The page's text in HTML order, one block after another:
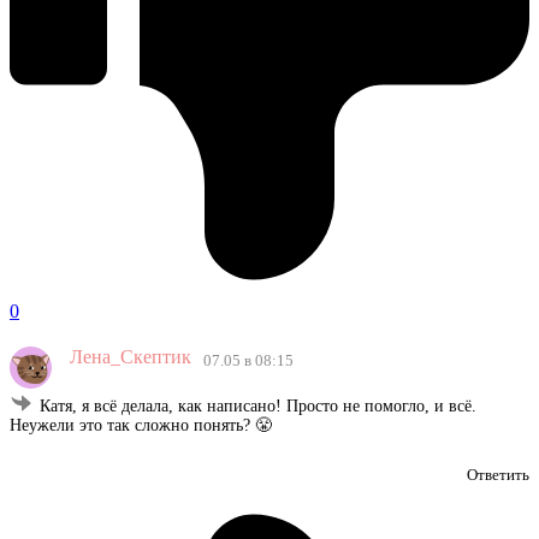
0
Лена_Скептик 07.05 в 08:15
Катя, я всё делала, как написано! Просто не помогло, и всё.
Неужели это так сложно понять? 😤
Ответить